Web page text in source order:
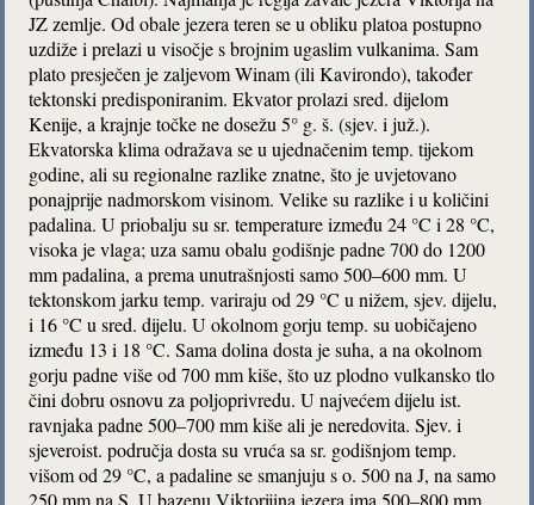
JZ zemlje. Od obale jezera teren se u obliku platoa postupno
uzdiže i prelazi u visočje s brojnim ugaslim vulkanima. Sam
plato presječen je zaljevom Winam (ili Kavirondo), također
tektonski predisponiranim. Ekvator prolazi sred. dijelom
Kenije, a krajnje točke ne dosežu 5° g. š. (sjev. i juž.).
Ekvatorska klima odražava se u ujednačenim temp. tijekom
godine, ali su regionalne razlike znatne, što je uvjetovano
ponajprije nadmorskom visinom. Velike su razlike i u količini
padalina. U priobalju su sr. temperature između 24 °C i 28 °C,
visoka je vlaga; uza samu obalu godišnje padne 700 do 1200
mm padalina, a prema unutrašnjosti samo 500–600 mm. U
tektonskom jarku temp. variraju od 29 °C u nižem, sjev. dijelu,
i 16 °C u sred. dijelu. U okolnom gorju temp. su uobičajeno
između 13 i 18 °C. Sama dolina dosta je suha, a na okolnom
gorju padne više od 700 mm kiše, što uz plodno vulkansko tlo
čini dobru osnovu za poljoprivredu. U najvećem dijelu ist.
ravnjaka padne 500–700 mm kiše ali je neredovita. Sjev. i
sjeveroist. područja dosta su vruća sa sr. godišnjom temp.
višom od 29 °C, a padaline se smanjuju s o. 500 na J, na samo
250 mm na S. U bazenu Viktorijina jezera ima 500–800 mm